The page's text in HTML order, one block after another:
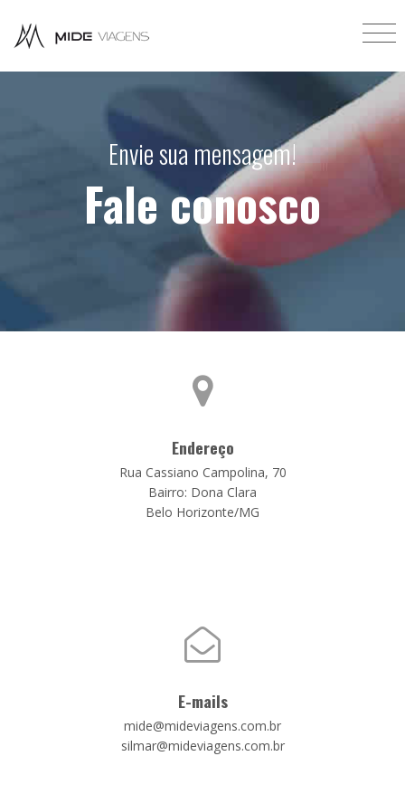
Envie sua mensagem!
Fale conosco
Endereço
Rua Cassiano Campolina, 70
Bairro: Dona Clara
Belo Horizonte/MG
E-mails
mide@mideviagens.com.br
silmar@mideviagens.com.br